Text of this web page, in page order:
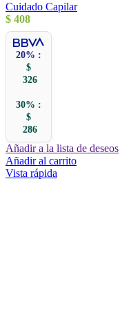
Cuidado Capilar
$ 408
20% :
$
326
30% :
$
286
Añadir a la lista de deseos
Añadir al carrito
Vista rápida